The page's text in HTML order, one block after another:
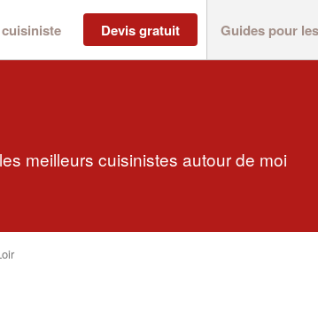
Devis gratuit Guides pour
meilleurs cuisinistes autour de moi